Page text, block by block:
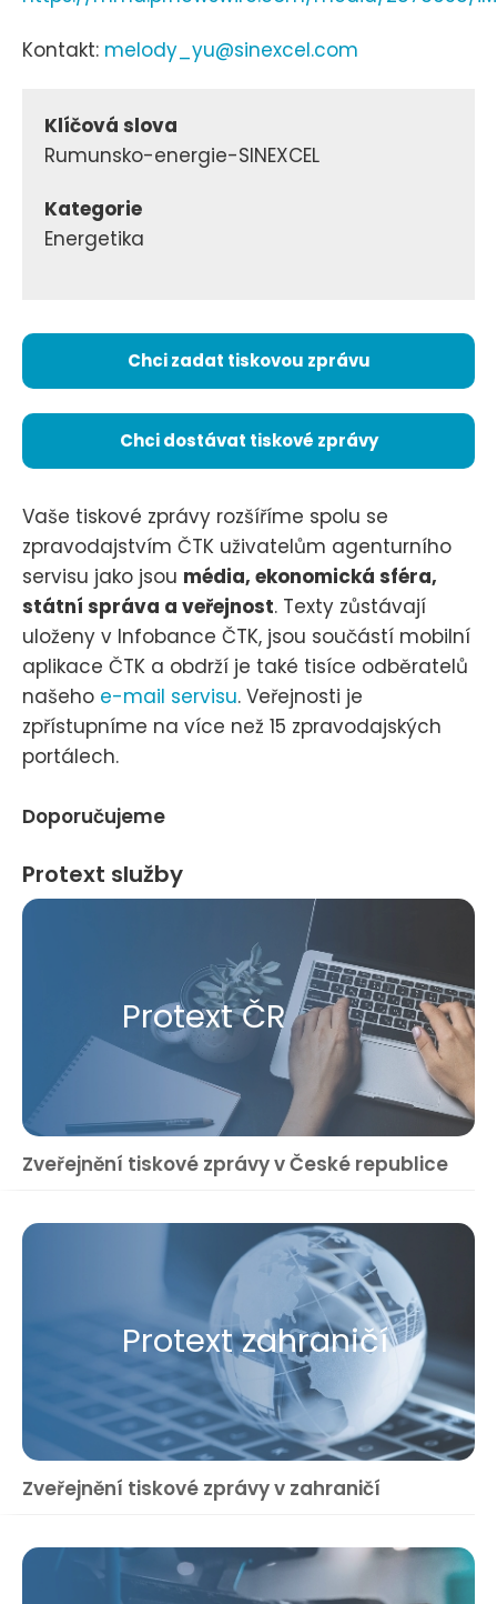
Kontakt: melody_yu@sinexcel.com
Klíčová slova
Rumunsko-energie-SINEXCEL
Kategorie
Energetika
Chci zadat tiskovou zprávu
Chci dostávat tiskové zprávy
Vaše tiskové zprávy rozšíříme spolu se
zpravodajstvím ČTK uživatelům agenturního
servisu jako jsou média, ekonomická sféra,
státní správa a veřejnost. Texty zůstávají
uloženy v Infobance ČTK, jsou součástí mobilní
aplikace ČTK a obdrží je také tisíce odběratelů
našeho e-mail servisu. Veřejnosti je
zpřístupníme na více než 15 zpravodajských
portálech.
Doporučujeme
Protext služby
Protext ČR
Zveřejnění tiskové zprávy v České republice
Protext zahraničí
Zveřejnění tiskové zprávy v zahraničí